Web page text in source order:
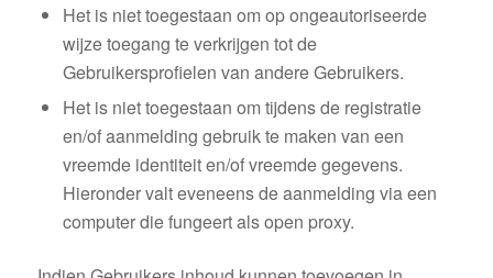
Het is niet toegestaan om op ongeautoriseerde
wijze toegang te verkrijgen tot de
Gebruikersprofielen van andere Gebruikers.
Het is niet toegestaan om tijdens de registratie
en/of aanmelding gebruik te maken van een
vreemde identiteit en/of vreemde gegevens.
Hieronder valt eveneens de aanmelding via een
computer die fungeert als open proxy.